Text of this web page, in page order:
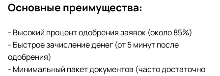
Основные преимущества:
- Высокий процент одобрения заявок (около 85%)
- Быстрое зачисление денег (от 5 минут после
одобрения)
- Минимальный пакет документов (часто достаточно